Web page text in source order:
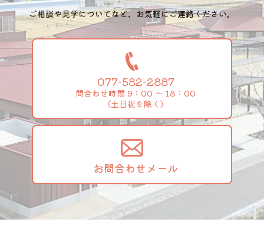
ご相談や見学についてなど、お気軽にご連絡ください。
077-582-2887
問合わせ時間 9：00 ～ 18：00
（土日祝を除く）
お問合わせメール